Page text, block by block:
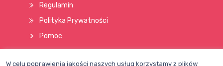
Regulamin
Polityka Prywatności
Pomoc
W celu poprawienia jakości naszych usług korzystamy z plików